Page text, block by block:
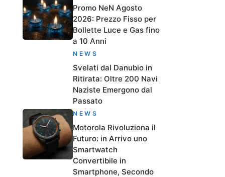
Promo NeN Agosto
2026: Prezzo Fisso per
Bollette Luce e Gas fino
a 10 Anni
NEWS
Svelati dal Danubio in
Ritirata: Oltre 200 Navi
Naziste Emergono dal
Passato
NEWS
Motorola Rivoluziona il
Futuro: in Arrivo uno
Smartwatch
Convertibile in
Smartphone, Secondo